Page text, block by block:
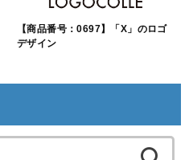
【商品番号：0697】「X」のロゴ
デザイン